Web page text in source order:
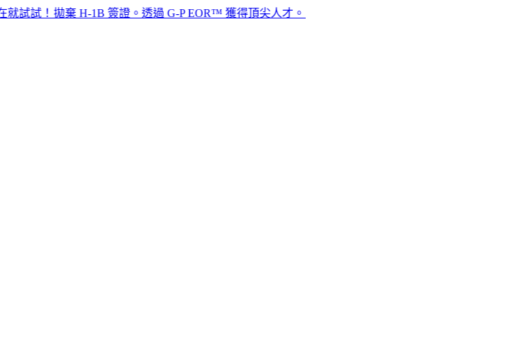
拋棄 H-1B 簽證。透過 G-P EOR™ 獲得頂尖人才。​​